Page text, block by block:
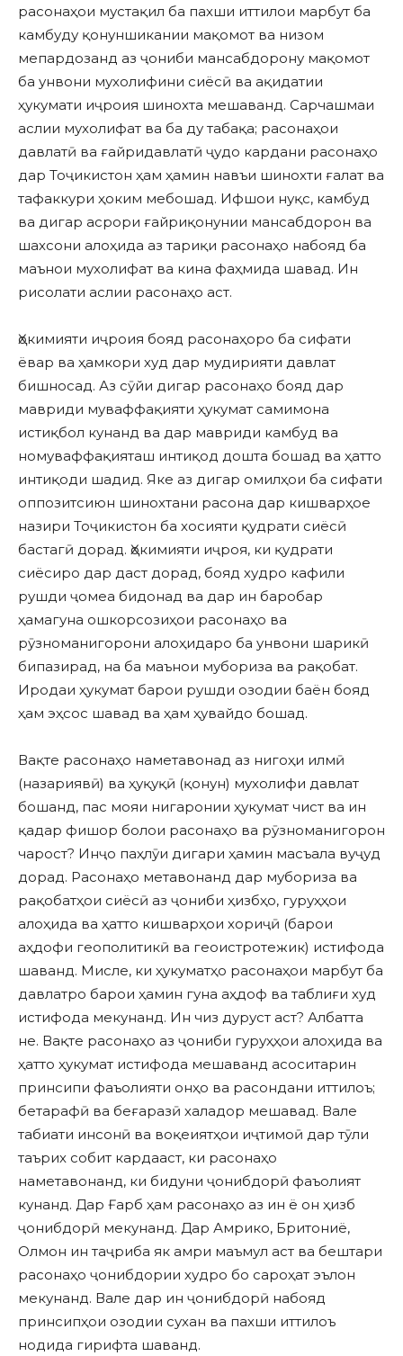
расонаҳои мустақил ба пахши иттилои марбут ба
камбуду қонуншикании мақомот ва низом
мепардозанд аз ҷониби мансабдорону мақомот
ба унвони мухолифини сиёсӣ ва ақидатии
ҳукумати иҷроия шинохта мешаванд. Сарчашмаи
аслии мухолифат ва ба ду табақа; расонаҳои
давлатӣ ва ғайридавлатӣ ҷудо кардани расонаҳо
дар Тоҷикистон ҳам ҳамин навъи шинохти ғалат ва
тафаккури ҳоким мебошад. Ифшои нуқс, камбуд
ва дигар асрори ғайриқонунии мансабдорон ва
шахсони алоҳида аз тариқи расонаҳо набояд ба
маънои мухолифат ва кина фаҳмида шавад. Ин
рисолати аслии расонаҳо аст.
Ҳокимияти иҷроия бояд расонаҳоро ба сифати
ёвар ва ҳамкори худ дар мудирияти давлат
бишносад. Аз сӯйи дигар расонаҳо бояд дар
мавриди муваффақияти ҳукумат самимона
истиқбол кунанд ва дар мавриди камбуд ва
номуваффақияташ интиқод дошта бошад ва ҳатто
интиқоди шадид. Яке аз дигар омилҳои ба сифати
оппозитсиюн шинохтани расона дар кишварҳое
назири Тоҷикистон ба хосияти қудрати сиёсӣ
бастагӣ дорад. Ҳокимияти иҷроя, ки қудрати
сиёсиро дар даст дорад, бояд худро кафили
рушди ҷомеа бидонад ва дар ин баробар
ҳамагуна ошкорсозиҳои расонаҳо ва
рӯзноманигорони алоҳидаро ба унвони шарикӣ
бипазирад, на ба маънои мубориза ва рақобат.
Иродаи ҳукумат барои рушди озодии баён бояд
ҳам эҳсос шавад ва ҳам ҳувайдо бошад.
Вақте расонаҳо наметавонад аз нигоҳи илмӣ
(назариявӣ) ва ҳуқуқӣ (қонун) мухолифи давлат
бошанд, пас мояи нигаронии ҳукумат чист ва ин
қадар фишор болои расонаҳо ва рӯзноманигорон
чарост? Инҷо паҳлӯи дигари ҳамин масъала вуҷуд
дорад. Расонаҳо метавонанд дар мубориза ва
рақобатҳои сиёсӣ аз ҷониби ҳизбҳо, гуруҳҳои
алоҳида ва ҳатто кишварҳои хориҷӣ (барои
аҳдофи геополитикӣ ва геоистротежик) истифода
шаванд. Мисле, ки ҳукуматҳо расонаҳои марбут ба
давлатро барои ҳамин гуна аҳдоф ва таблиғи худ
истифода мекунанд. Ин чиз дуруст аст? Албатта
не. Вақте расонаҳо аз ҷониби гуруҳҳои алоҳида ва
ҳатто ҳукумат истифода мешаванд асоситарин
принсипи фаъолияти онҳо ва расондани иттилоъ;
бетарафӣ ва беғаразӣ халадор мешавад. Вале
табиати инсонӣ ва воқеиятҳои иҷтимоӣ дар тӯли
таърих собит кардааст, ки расонаҳо
наметавонанд, ки бидуни ҷонибдорӣ фаъолият
кунанд. Дар Ғарб ҳам расонаҳо аз ин ё он ҳизб
ҷонибдорӣ мекунанд. Дар Амрико, Бритониё,
Олмон ин таҷриба як амри маъмул аст ва бештари
расонаҳо ҷонибдории худро бо сароҳат эълон
мекунанд. Вале дар ин ҷонибдорӣ набояд
принсипҳои озодии сухан ва пахши иттилоъ
нодида гирифта шаванд.